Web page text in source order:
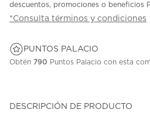
descuentos, promociones o beneficios
*Consulta términos y condiciones
PUNTOS PALACIO
Obtén 790 Puntos Palacio con esta
DESCRIPCIÓN DE PRODUCTO